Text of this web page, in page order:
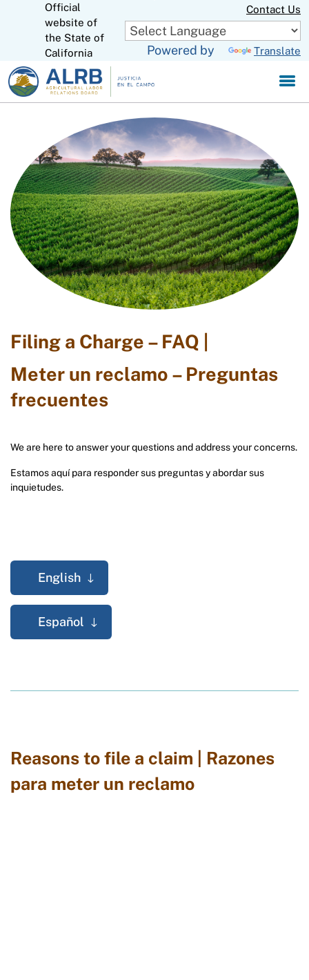
to
Main
Content
Official
website of
the State of
California
Contact Us
Powered by Translate
Filing a Charge – FAQ |
Meter un reclamo – Preguntas
frecuentes
We are here to answer your questions and address your concerns.
Estamos aquí para responder sus preguntas y abordar sus
inquietudes.
English
Español
Reasons to file a claim | Razones
para meter un reclamo